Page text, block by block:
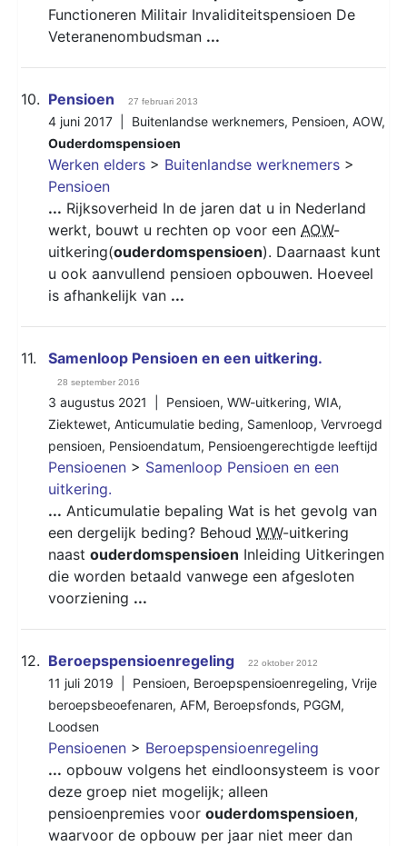
Functioneren Militair Invaliditeitspensioen De
Veteranenombudsman ...
10. Pensioen 27 februari 2013
4 juni 2017 | Buitenlandse werknemers, Pensioen, AOW,
Ouderdomspensioen
Werken elders > Buitenlandse werknemers >
Pensioen
... Rijksoverheid In de jaren dat u in Nederland
werkt, bouwt u rechten op voor een AOW-
uitkering(ouderdomspensioen). Daarnaast kunt
u ook aanvullend pensioen opbouwen. Hoeveel
is afhankelijk van ...
11. Samenloop Pensioen en een uitkering.
28 september 2016
3 augustus 2021 | Pensioen, WW-uitkering, WIA,
Ziektewet, Anticumulatie beding, Samenloop, Vervroegd
pensioen, Pensioendatum, Pensioengerechtigde leeftijd
Pensioenen > Samenloop Pensioen en een
uitkering.
... Anticumulatie bepaling Wat is het gevolg van
een dergelijk beding? Behoud WW-uitkering
naast ouderdomspensioen Inleiding Uitkeringen
die worden betaald vanwege een afgesloten
voorziening ...
12. Beroepspensioenregeling 22 oktober 2012
11 juli 2019 | Pensioen, Beroepspensioenregeling, Vrije
beroepsbeoefenaren, AFM, Beroepsfonds, PGGM,
Loodsen
Pensioenen > Beroepspensioenregeling
... opbouw volgens het eindloonsysteem is voor
deze groep niet mogelijk; alleen
pensioenpremies voor ouderdomspensioen,
waarvoor de opbouw per jaar niet meer dan